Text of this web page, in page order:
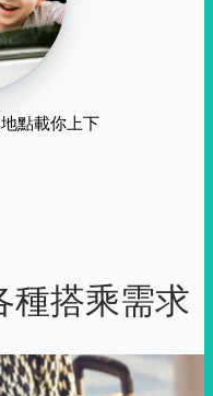
點載你上下
搭乘需求